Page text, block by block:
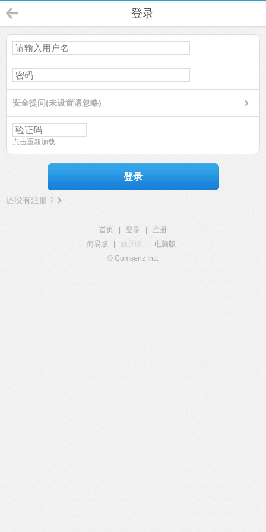
登录
安全提问(未设置请忽略)
点击重新加载
登录
还没有注册？
首页 登录
注册
简易版
触屏版 电脑版
© Comsenz Inc.